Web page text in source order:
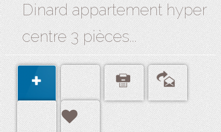
Dinard appartement hyper
centre 3 pièces...